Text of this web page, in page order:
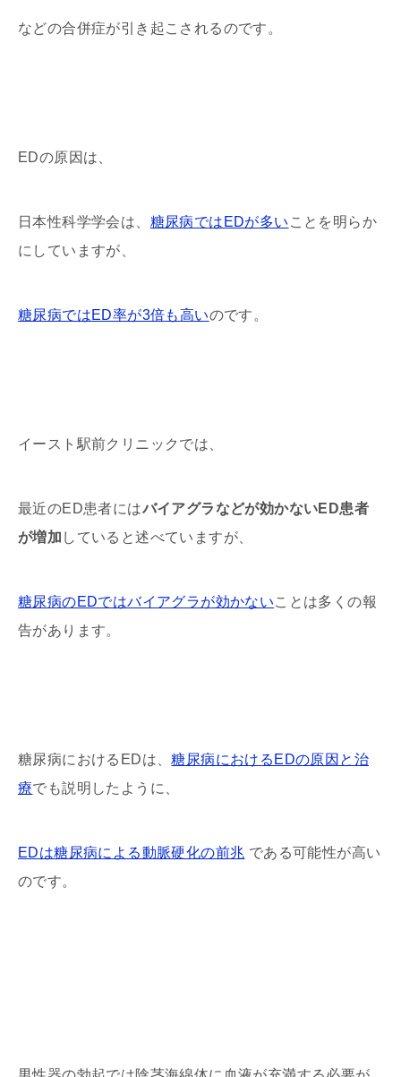
などの合併症が引き起こされるのです。
EDの原因は、
日本性科学学会は、 糖尿病ではEDが多い ことを明らか
にしていますが、
糖尿病ではED率が3倍も高いのです。
イースト駅前クリニックでは、
最近のED患者にはバイアグラなどが効かないED患者
が増加 していると述べていますが、
糖尿病のEDではバイアグラが効かないことは多くの報
告があります。
糖尿病におけるEDは、糖尿病におけるEDの原因と治
療でも説明したように、
EDは糖尿病による動脈硬化の前兆 である可能性が高い
のです。